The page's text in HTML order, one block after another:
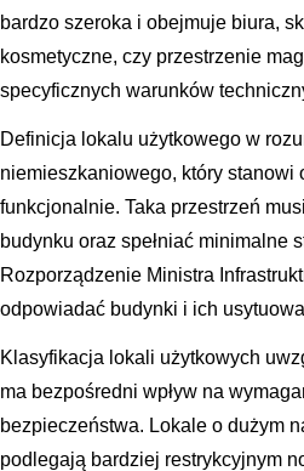
bardzo szeroka i obejmuje biura,
kosmetyczne, czy przestrzenie
specyficznych warunków
Definicja lokalu użytkowego w
niemieszkaniowego, który
funkcjonalnie. Taka przestrzeń
budynku oraz spełniać minimalne
Rozporządzenie Ministra
odpowiadać budynki i ich
Klasyfikacja lokali użytkowych
ma bezpośredni wpływ na
bezpieczeństwa. Lokale o dużym
podlegają bardziej restrykcyjnym